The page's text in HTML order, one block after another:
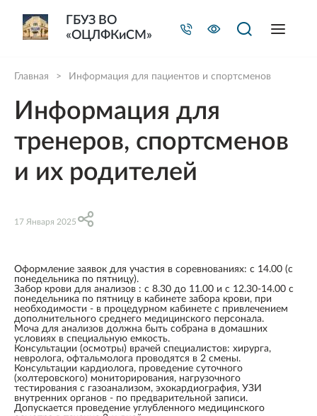
Главная > Информация для пациентов и спортсменов
Информация для
тренеров, спортсменов
и их родителей
17 Января 2025
Оформление заявок для участия в соревнованиях: с 14.00 (с
понедельника по пятницу).
Забор крови для анализов : с 8.30 до 11.00 и с 12.30-14.00 с
понедельника по пятницу в кабинете забора крови, при
необходимости - в процедурном кабинете с привлечением
дополнительного среднего медицинского персонала.
Моча для анализов должна быть собрана в домашних
условиях в специальную емкость.
Консультации (осмотры) врачей специалистов: хирурга,
невролога, офтальмолога проводятся в 2 смены.
Консультации кардиолога, проведение суточного
(холтеровского) мониторирования, нагрузочного
тестирования с газоанализом, эхокардиография, УЗИ
внутренних органов - по предварительной записи.
Допускается проведение углубленного медицинского
ГБУЗ ВО
«ОЦЛФКиСМ»